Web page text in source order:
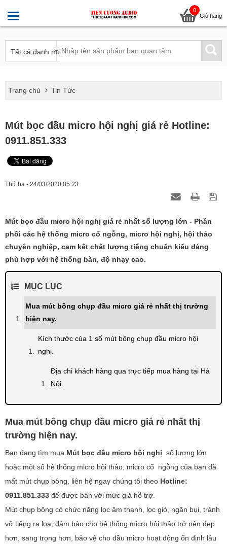
0
Giỏ hàng
Trang chủ Tin Tức
Mút bọc đầu micro hội nghị giá rẻ Hotline:
0911.851.333
Thứ ba - 24/03/2020 05:23
Mút bọc đầu micro hội nghị giá rẻ nhất số lượng lớn - Phân
phối các hệ thống micro cổ ngỗng, micro hội nghị, hội thảo
chuyên nghiệp, cam kết chất lượng tiếng chuẩn kiểu dáng
phù hợp với hệ thống bàn, độ nhạy cao.
MỤC LỤC
Mua mút bông chụp đầu micro giá rẻ nhất thị trường
hiện nay.
Kích thước của 1 số mút bông chụp đầu micro hội
nghị.
Địa chỉ khách hàng qua trực tiếp mua hàng tại Hà
Nội.
Mua mút bông chụp đầu micro giá rẻ nhất thị
trường hiện nay.
Bạn đang tìm mua Mút bọc đầu micro hội nghị số lượng lớn
hoặc một số hệ thống micro hội thảo, micro cổ ngỗng của bạn đã
mất mút chụp bông, liên hệ ngay chúng tôi theo Hotline:
0911.851.333 để được bán với mức giá hỗ trợ.
Mút chụp bông có chức năng lọc âm thanh, lọc gió, ngăn bụi, tránh
vỡ tiếng ra loa, đảm bảo cho hệ thống micro hội thảo trở nên đẹp
hơn, sang trọng hơn, bảo vệ cho đầu micro hoạt động ổn định lâu